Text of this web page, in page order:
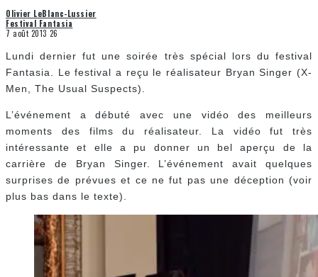
Olivier LeBlanc-Lussier
Festival Fantasia
7 août 2013 26
Lundi dernier fut une soirée très spécial lors du festival
Fantasia. Le festival a reçu le réalisateur Bryan Singer (X-
Men, The Usual Suspects).
L’événement a débuté avec une vidéo des meilleurs
moments des films du réalisateur. La vidéo fut très
intéressante et elle a pu donner un bel aperçu de la
carrière de Bryan Singer. L’événement avait quelques
surprises de prévues et ce ne fut pas une déception (voir
plus bas dans le texte).